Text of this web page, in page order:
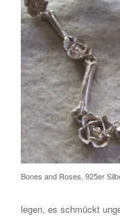
Bones and Roses, 925er
legen, es schmückt